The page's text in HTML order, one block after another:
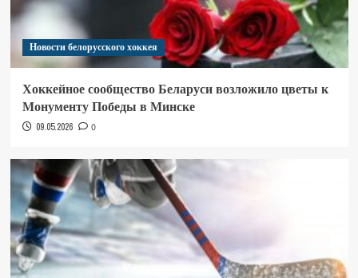
Новости белорусского хоккея
Хоккейное сообщество Беларуси возложило цветы к
Монументу Победы в Минске
09.05.2026 0